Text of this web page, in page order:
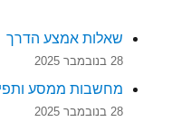
שאלות אמצע הדרך
28 בנובמבר 2025
מחשבות ממסע
28 בנובמבר 2025